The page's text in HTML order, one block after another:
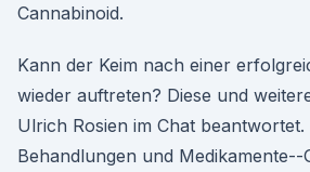
Cannabinoid.
Kann der Keim nach einer
wieder auftreten? Diese und
Ulrich Rosien im Chat beantwortet.
Behandlungen und Medikamente--